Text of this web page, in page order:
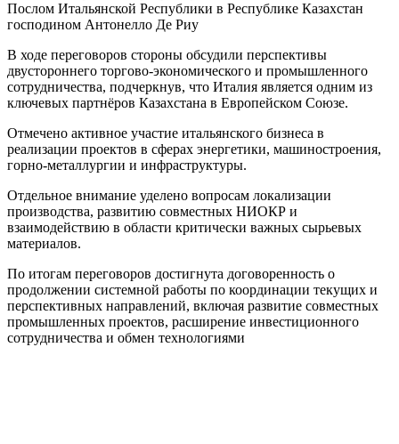
В ходе переговоров стороны обсудили перспективы
двустороннего торгово-экономического и промышленного
сотрудничества, подчеркнув, что Италия является одним из
ключевых партнёров Казахстана в Европейском Союзе.
Отмечено активное участие итальянского бизнеса в
реализации проектов в сферах энергетики, машиностроения,
горно-металлургии и инфраструктуры.
Отдельное внимание уделено вопросам локализации
производства, развитию совместных НИОКР и
взаимодействию в области критически важных сырьевых
материалов.
По итогам переговоров достигнута договоренность о
продолжении системной работы по координации текущих и
перспективных направлений, включая развитие совместных
промышленных проектов, расширение инвестиционного
сотрудничества и обмен технологиями